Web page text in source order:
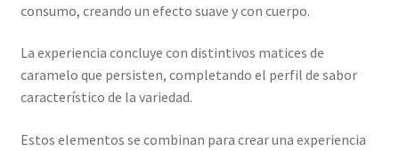
consumo, creando un efecto suave y con cuerpo.
La experiencia concluye con distintivos matices de
caramelo que persisten, completando el perfil de sabor
característico de la variedad.
Estos elementos se combinan para crear una experiencia